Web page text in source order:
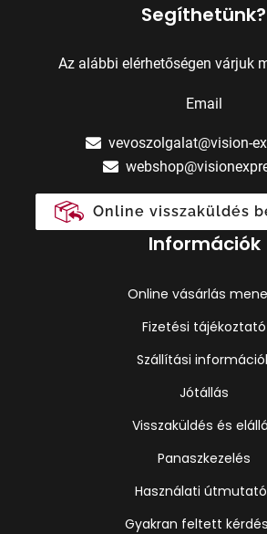
Segíthetünk?
Az alábbi elérhetőségen várjuk
Email
vevoszolgalat@vision-
Online visszaküldés
Információk
Online vásárlás
Fizetési tájékoztató
Szállítási
Jótállás
Visszaküldés és
Panaszkezelés
Használati
Gyakran feltett